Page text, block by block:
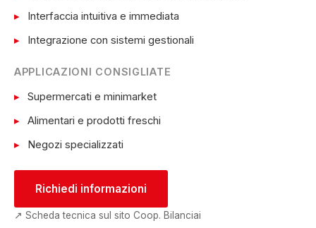
Interfaccia intuitiva e immediata
Integrazione con sistemi gestionali
APPLICAZIONI CONSIGLIATE
Supermercati e minimarket
Alimentari e prodotti freschi
Negozi specializzati
Richiedi informazioni
↗ Scheda tecnica sul sito Coop. Bilanciai